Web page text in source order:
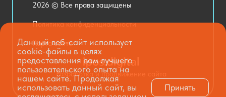
Национальные проекты
2026 © Все права защищены
Политика конфиденциальности
Карта сайта
Разработка и продвижение сайта
Данный веб-сайт использует
cookie-файлы в целях
предоставления вам лучшего
пользовательского опыта на
нашем сайте. Продолжая
использовать данный сайт, вы
Принять